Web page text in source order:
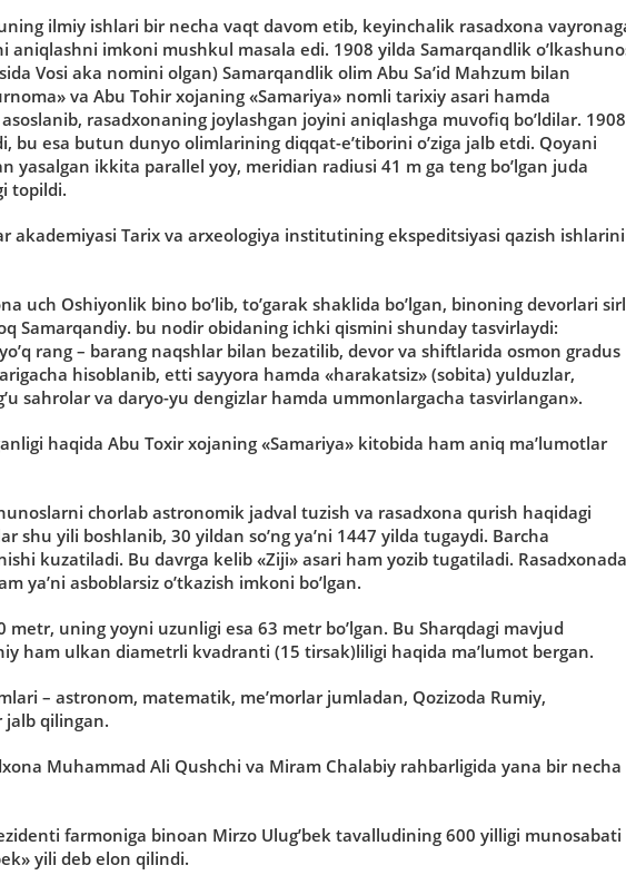
ilmiy ishlari bir necha vaqt davom etib, keyinchalik rasadxona
imkoni mushkul masala edi. 1908 yilda Samarqandlik
Vosi aka nomini olgan) Samarqandlik olim Abu Sa’id Mahzum bilan
va Abu Tohir xojaning «Samariya» nomli tarixiy asari hamda
rasadxonaning joylashgan joyini aniqlashga muvofiq bo’ldilar.
bu esa butun dunyo olimlarining diqqat-e’tiborini o’ziga jalb etdi. Qoyani
yasalgan ikkita parallel yoy, meridian radiusi 41 m ga teng bo’lgan juda
topildi.
akademiyasi Tarix va arxeologiya institutining ekspeditsiyasi qazish ishlarini
uch Oshiyonlik bino bo’lib, to’garak shaklida bo’lgan, binoning devorlari
Samarqandiy. bu nodir obidaning ichki qismini shunday tasvirlaydi:
rang – barang naqshlar bilan bezatilib, devor va shiftlarida osmon gradus
hisoblanib, etti sayyora hamda «harakatsiz» (sobita) yulduzlar,
sahrolar va daryo-yu dengizlar hamda ummonlargacha tasvirlangan».
haqida Abu Toxir xojaning «Samariya» kitobida ham aniq ma’lumotlar
chorlab astronomik jadval tuzish va rasadxona qurish haqidagi
shu yili boshlanib, 30 yildan so’ng ya’ni 1447 yilda tugaydi. Barcha
kuzatiladi. Bu davrga kelib «Ziji» asari ham yozib tugatiladi. Rasadxonada
ya’ni asboblarsiz o’tkazish imkoni bo’lgan.
uning yoyni uzunligi esa 63 metr bo’lgan. Bu Sharqdagi mavjud
ham ulkan diametrli kvadranti (15 tirsak)liligi haqida ma’lumot bergan.
– astronom, matematik, me’morlar jumladan, Qozizoda Rumiy,
jalb qilingan.
Muhammad Ali Qushchi va Miram Chalabiy rahbarligida yana bir necha
farmoniga binoan Mirzo Ulug’bek tavalludining 600 yilligi munosabati
yili deb elon qilindi.